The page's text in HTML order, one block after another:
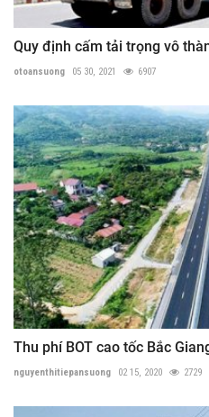
Quy định cấm tải trọng vô
otoansuong 05 30, 2021 6907
Thu phí BOT cao tốc Bắc
nguyenthitiepansuong 02 15, 2020 2729